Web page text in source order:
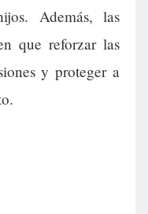
Además, las
que reforzar las
y proteger a